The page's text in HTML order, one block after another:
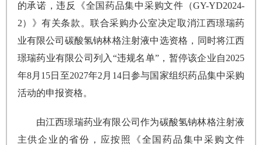
的承诺，违反《全国药品集中采购文件（GY-YD2024-
2）》有关条款。联合采购办公室决定取消江西璟瑞药
业有限公司碳酸氢钠林格注射液中选资格，同时将江西
璟瑞药业有限公司列入“违规名单”，暂停该企业自2025
年8月15日至2027年2月14日参与国家组织药品集中采购
活动的申报资格。
由江西璟瑞药业有限公司作为碳酸氢钠林格注射液
主供企业的省份，应按照《全国药品集中采购文件